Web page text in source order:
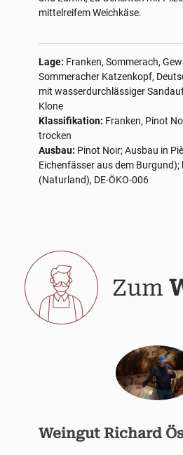
mittelreifem Weichkäse.
Lage: Franken, Sommerach,
Sommeracher Katzenkopf,
mit wasserdurchlässiger
Klone
Klassifikation: Franken, Pinot
trocken
Ausbau: Pinot Noir; Ausbau in
Eichenfässer aus dem Burgund);
(Naturland), DE-ÖKO-006
Zum
Weingut Richard